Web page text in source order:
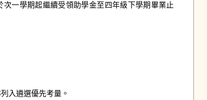
一學期起繼續受領助學金至四年級下學期畢業止
入遴選優先考量。